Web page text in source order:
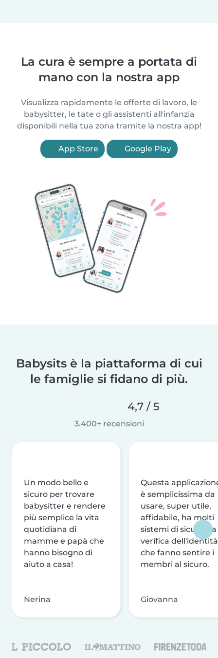
La cura è sempre a portata di
mano con la nostra app
Visualizza rapidamente le offerte di lavoro, le
babysitter, le tate o gli assistenti all'infanzia
disponibili nella tua zona tramite la nostra app!
App Store Google Play
Babysits è la piattaforma di cui
le famiglie si fidano di più.
4,7 / 5
3.400+ recensioni
Un modo bello e
sicuro per trovare
babysitter e rendere
più semplice la vita
quotidiana di
mamme e papà che
hanno bisogno di
aiuto a casa!
Nerina
Questa
è semplicissima da
usare, super utile,
affidabile, ha molti
sistemi di sicurezza
verifica dell'identità
che fanno sentire i
membri al sicuro.
Giovanna